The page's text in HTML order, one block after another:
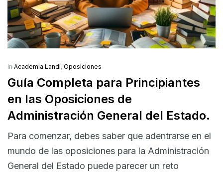
in Academia Landl, Oposiciones
Guía Completa para Principiantes
en las Oposiciones de
Administración General del Estado.
Para comenzar, debes saber que adentrarse en el
mundo de las oposiciones para la Administración
General del Estado puede parecer un reto